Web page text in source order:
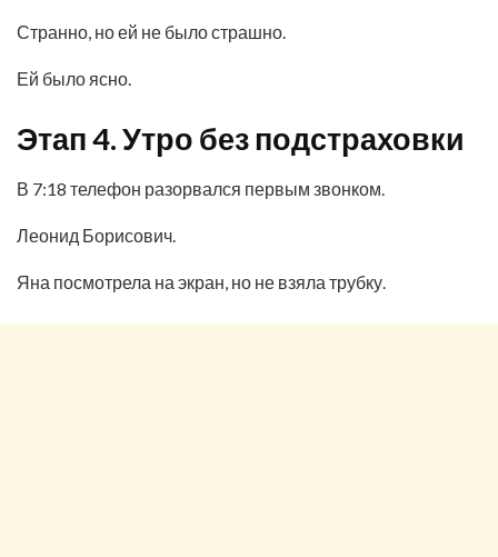
Странно, но ей не было страшно.
Ей было ясно.
Этап 4. Утро без подстраховки
В 7:18 телефон разорвался первым звонком.
Леонид Борисович.
Яна посмотрела на экран, но не взяла трубку.